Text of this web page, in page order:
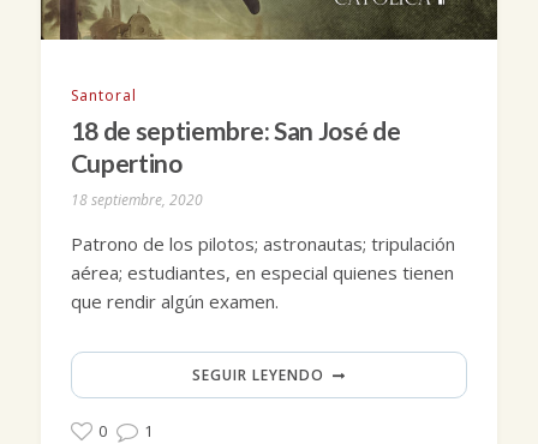
Santoral
18 de septiembre: San José de
Cupertino
18 septiembre, 2020
Patrono de los pilotos; astronautas; tripulación
aérea; estudiantes, en especial quienes tienen
que rendir algún examen.
SEGUIR LEYENDO
0 1